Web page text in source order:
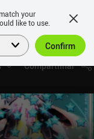
Compartilhar
your
like to use.
Confirm